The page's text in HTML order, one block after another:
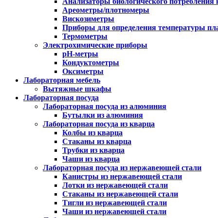
Ареометры/плотномеры
Вискозиметры
Приборы для определения температуры
Термометры
Электрохимические приборы
pH-метры
Кондуктометры
Оксиметры
Лабораторная мебель
Вытяжные шкафы
Лабораторная посуда
Лабораторная посуда из алюминия
Бутылки из алюминия
Лабораторная посуда из кварца
Колбы из кварца
Стаканы из кварца
Трубки из кварца
Чаши из кварца
Лабораторная посуда из нержавеющей стали
Канистры из нержавеющей стали
Лотки из нержавеющей стали
Стаканы из нержавеющей стали
Тигли из нержавеющей стали
Чаши из нержавеющей стали